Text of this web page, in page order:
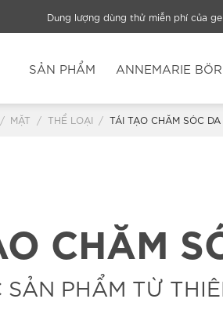
Dung lượng dùng thử miễn phí của
SẢN PHẨM ANNEMARIE
/ MẶT / THỂ LOẠI / TÁI TẠO CHĂM SÓC
CHĂM
SẢN PHẨM TỪ